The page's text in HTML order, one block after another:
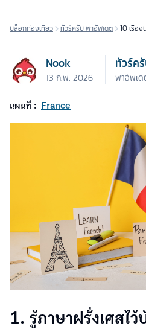
บล็อกท่องเที่ยว ทัวร์ครับ พาอัพเดต
10 เรื่อง
Nook
13 ก.พ. 2026
ทัวร์ค
พาอัพเด
แผนที่ : France
1. รู้ภาษาฝรั่งเศสไว้